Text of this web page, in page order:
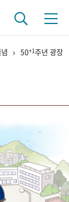
50+1주년 광장